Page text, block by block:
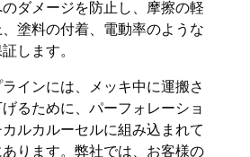
ダメージを防止し、摩擦の軽
塗料の付着、電動率のような
します。
インには、メッキ中に運搬さ
るために、パーフォレーショ
ルカルーセルに組み込まれて
ります。弊社では、お客様の